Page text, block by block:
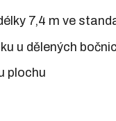
7,4 m ve
u dělených
plochu